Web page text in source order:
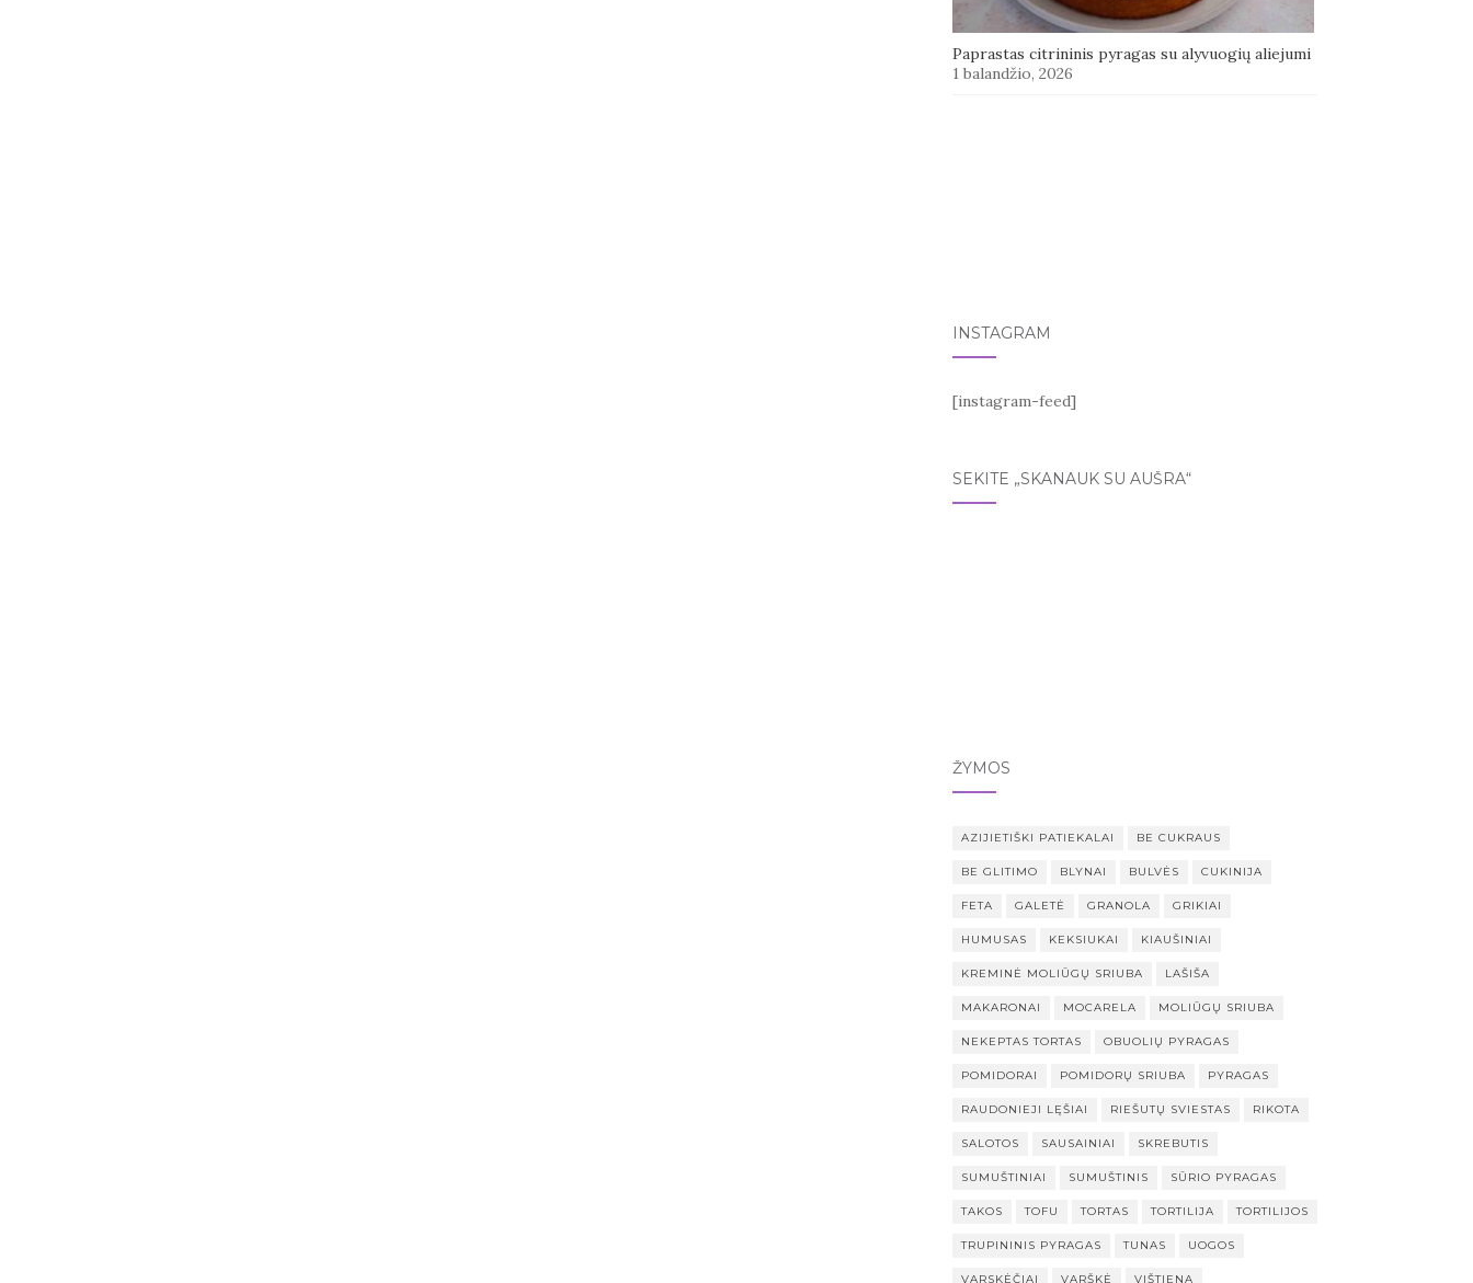
Paprastas citrininis pyragas su alyvuogių aliejumi
1 balandžio, 2026
INSTAGRAM
[instagram-feed]
SEKITE „SKANAUK SU AUŠRA“
ŽYMOS
AZIJIETIŠKI PATIEKALAI BE CUKRAUS
BE GLITIMO BLYNAI BULVĖS CUKINIJA
FETA GALETĖ GRANOLA GRIKIAI
HUMUSAS KEKSIUKAI KIAUŠINIAI
KREMINĖ MOLIŪGŲ SRIUBA LAŠIŠA
MAKARONAI MOCARELA MOLIŪGŲ SRIUBA
NEKEPTAS TORTAS OBUOLIŲ PYRAGAS
POMIDORAI POMIDORŲ SRIUBA PYRAGAS
RAUDONIEJI LĘŠIAI RIEŠUTŲ SVIESTAS RIKOTA
SALOTOS SAUSAINIAI SKREBUTIS
SUMUŠTINIAI SUMUŠTINIS SŪRIO PYRAGAS
TAKOS TOFU TORTAS TORTILIJA TORTILIJOS
TRUPININIS PYRAGAS TUNAS UOGOS
VARSKĖČIAI VARŠKĖ VIŠTIENA